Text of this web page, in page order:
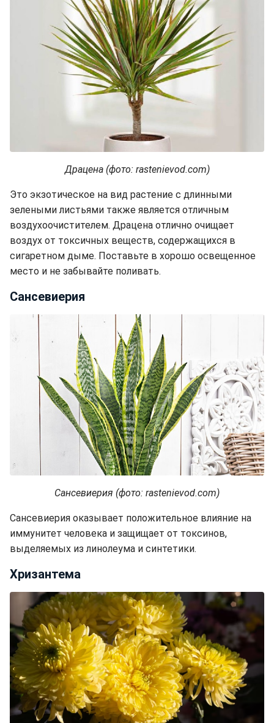
Драцена (фото: rastenievod.com)
Это экзотическое на вид растение с длинными
зелеными листьями также является отличным
воздухоочистителем. Драцена отлично очищает
воздух от токсичных веществ, содержащихся в
сигаретном дыме. Поставьте в хорошо освещенное
место и не забывайте поливать.
Сансевиерия
Сансевиерия (фото: rastenievod.com)
Сансевиерия оказывает положительное влияние на
иммунитет человека и защищает от токсинов,
выделяемых из линолеума и синтетики.
Хризантема